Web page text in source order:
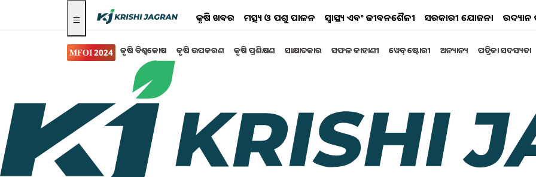
କୃଷି ଖବର ମତ୍ସ୍ୟ ଓ ପଶୁ ପାଳନ ସ୍ୱାସ୍ଥ୍ୟ ଏବଂ ଜୀବନଶୈଳୀ ସରକାରୀ ଯୋଜନା ଉଦ୍ୟାନ
MFOI 2024 କୃଷି ବିଶ୍ବକୋଷ କୃଷି ଉପକରଣ କୃଷି ପ୍ରଶିକ୍ଷଣ ସାକ୍ଷାତକାର ସଫଳ କାହାଣୀ ୱେବ୍ ଷ୍ଟୋରୀ ଅନ୍ୟାନ୍ୟ ପତ୍ରିକା ସଦସ୍ୟତା
କୃଷି ବିଶ୍ବକୋଷ
ଅଧିକ DAP ସାର ବ୍ୟବହାର କରୁଛନ୍ତି କି ?